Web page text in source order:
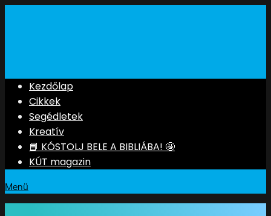
Kezdőlap
Cikkek
Segédletek
Kreatív
📘 KÓSTOLJ BELE A BIBLIÁBA! 🤩
KÚT magazin
Menü